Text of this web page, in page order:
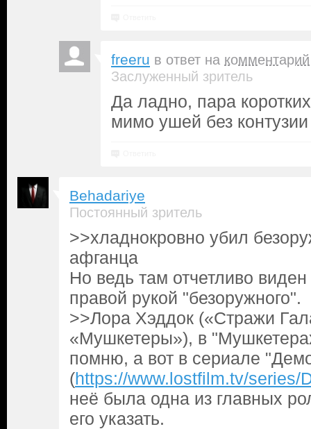
freeru в ответ на комментарий
Заслуженный зритель
Да ладно, пара
мимо ушей без контузии
Behadariye
Постоянный зритель
>>хладнокровно убил
афганца
Но ведь там отчетливо
правой рукой "безоружного".
>>Лора Хэддок («Стражи
«Мушкетеры»), в
помню, а вот в сериале
(https://www.lostfilm.tv/series/
неё была одна из главных
его указать.